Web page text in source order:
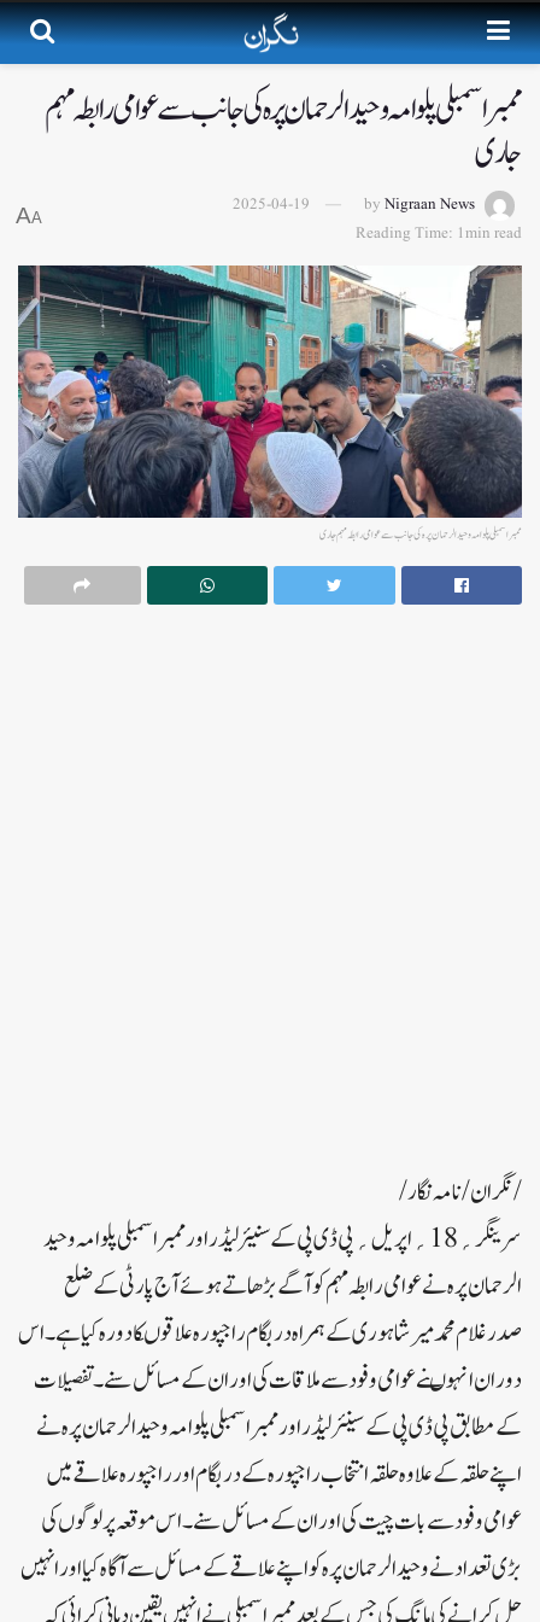
ممبراسمبلی پلوامہ وحیدالرحمان پرہ کی جانب سے عوامی رابطہ مہم
جاری
by Nigraan News
2025-04-19
Reading Time: 1min read
A
A
ممبراسمبلی پلوامہ وحیدالرحمان پرہ کی جانب سے عوامی رابطہ مہم جاری
/نگران /نامہ نگار/
سرینگر؍18؍ اپریل؍پی ڈی پی کے سنیئر لیڈر اور ممبر اسمبلی پلوامہ وحید
الرحمان پرہ نے عوامی رابطہ مہم کو آگے بڑھاتے ہوئے آج پارٹی کے ضلع
صدرغلام محمد میر شاہوری کے ہمراہ دربگام راجپورہ علاقوںکا دورہ کیا ہے ۔ اس
دوران انہو ںنے عوامی وفود سے ملاقات کی اور ان کے مسائل سنے۔ تفصیلات
کے مطابق پی ڈی پی کے سینئر لیڈر اور ممبر اسمبلی پلوامہ وحید الرحمان پرہ نے
اپنے حلقہ کے علاوہ حلقہ انتخاب راجپورہ کے دربگام اور راجپورہ علاقے میں
عوامی وفود سے بات چیت کی اور ان کے مسائل سنے۔ اس موقعہ پر لوگوں کی
بڑی تعداد نے وحید الرحمان پرہ کو اپنے علاقے کے مسائل سے آگاہ کیا اور انہیں